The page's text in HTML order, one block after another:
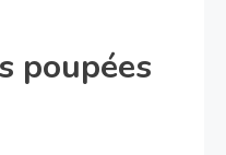
poupées